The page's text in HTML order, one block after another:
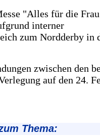
"Alles für die
interner
zum Nordderby in
zwischen den
auf den 24.
Thema: